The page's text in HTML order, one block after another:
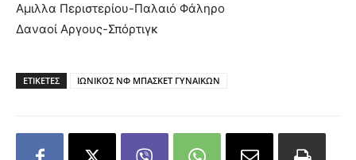
Αμιλλα Περιστερίου-Παλαιό Φάληρο
Δαναοί Αργους-Σπόρτιγκ
ΕΤΙΚΕΤΕΣ ΙΩΝΙΚΟΣ ΝΦ ΜΠΑΣΚΕΤ ΓΥΝΑΙΚΩΝ